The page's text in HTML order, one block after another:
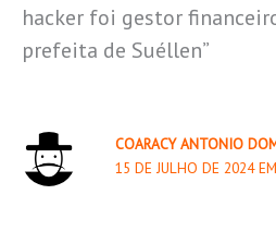
hacker foi gestor
prefeita de Suéllen”
COARACY ANTONIO
15 DE JULHO DE 2024